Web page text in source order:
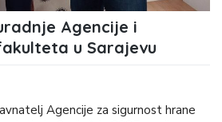
Agencije i
u Sarajevu
Agencije za sigurnost hrane